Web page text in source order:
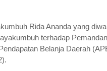
Rida Ananda yang
terhadap
Belanja Daerah